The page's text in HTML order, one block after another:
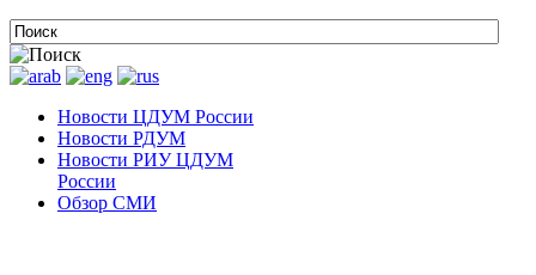
Новости ЦДУМ России
Новости РДУМ
Новости РИУ ЦДУМ
России
Обзор СМИ